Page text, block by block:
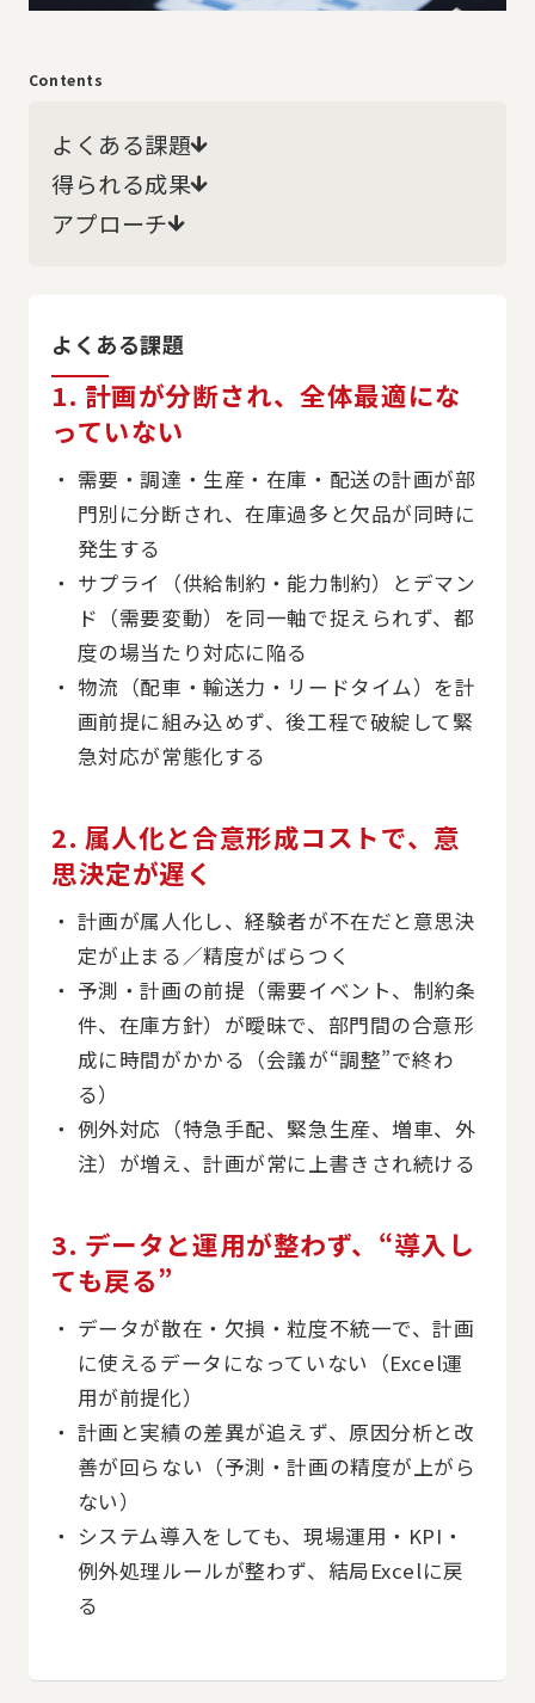
Contents
よくある課題
得られる成果
アプローチ
よくある課題
1. 計画が分断され、全体最適にな
っていない
需要・調達・生産・在庫・配送の計画が部
門別に分断され、在庫過多と欠品が同時に
発生する
サプライ（供給制約・能力制約）とデマン
ド（需要変動）を同一軸で捉えられず、都
度の場当たり対応に陥る
物流（配車・輸送力・リードタイム）を計
画前提に組み込めず、後工程で破綻して緊
急対応が常態化する
2. 属人化と合意形成コストで、意
思決定が遅く
計画が属人化し、経験者が不在だと意思決
定が止まる／精度がばらつく
予測・計画の前提（需要イベント、制約条
件、在庫方針）が曖昧で、部門間の合意形
成に時間がかかる（会議が“調整”で終わ
る）
例外対応（特急手配、緊急生産、増車、外
注）が増え、計画が常に上書きされ続ける
3. データと運用が整わず、“導入し
ても戻る”
データが散在・欠損・粒度不統一で、計画
に使えるデータになっていない（Excel運
用が前提化）
計画と実績の差異が追えず、原因分析と改
善が回らない（予測・計画の精度が上がら
ない）
システム導入をしても、現場運用・KPI・
例外処理ルールが整わず、結局Excelに戻
る